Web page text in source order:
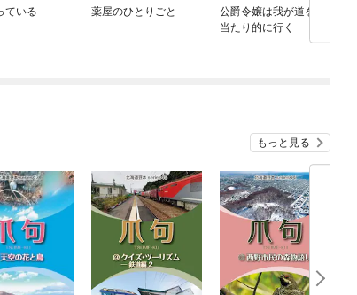
ている 薬屋のひとりごと
公爵令嬢は我が道を場
当たり的に行く
もっと見る